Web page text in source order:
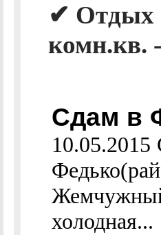
✔ Отдых
комн.кв.
Сдам в
холодная...